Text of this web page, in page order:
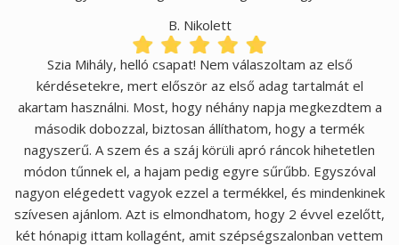
B. Nikolett
Szia Mihály, helló csapat! Nem válaszoltam az első
kérdésetekre, mert először az első adag tartalmát el
akartam használni. Most, hogy néhány napja megkezdtem a
második dobozzal, biztosan állíthatom, hogy a termék
nagyszerű. A szem és a száj körüli apró ráncok hihetetlen
módon tűnnek el, a hajam pedig egyre sűrűbb. Egyszóval
nagyon elégedett vagyok ezzel a termékkel, és mindenkinek
szívesen ajánlom. Azt is elmondhatom, hogy 2 évvel ezelőtt,
két hónapig ittam kollagént, amit szépségszalonban vettem